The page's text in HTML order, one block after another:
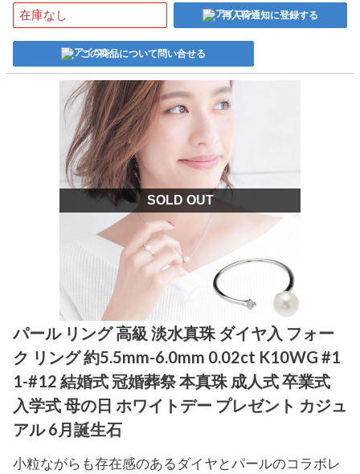
在庫なし 再入荷通知に登録する
この商品について問い合せる
SOLD OUT
パール リング 高級 淡水真珠 ダイヤ入 フォー
ク リング 約5.5mm-6.0mm 0.02ct K10WG #1
1-#12 結婚式 冠婚葬祭 本真珠 成人式 卒業式
入学式 母の日 ホワイトデー プレゼント カジュ
アル 6月誕生石
小粒ながらも存在感のあるダイヤとパールのコラボレ